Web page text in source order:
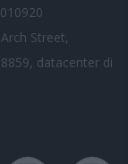
Street,
datacenter di